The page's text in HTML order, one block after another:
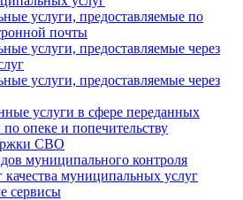
услуги, предоставляемые по
почты
услуги, предоставляемые через
услуги, предоставляемые через
услуги в сфере переданных
опеке и попечительству
СВО
муниципального контроля
муниципальных услуг
сервисы